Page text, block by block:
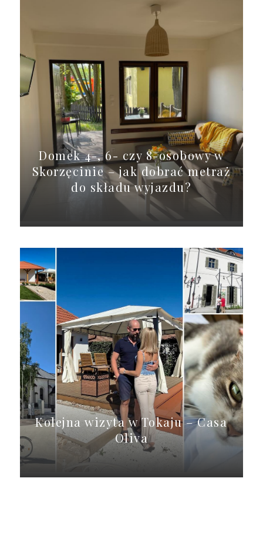
Domek 4-, 6- czy 8-osobowy w
Skorzęcinie – jak dobrać metraż
do składu wyjazdu?
Kolejna wizyta w Tokaju – Casa
Oliva